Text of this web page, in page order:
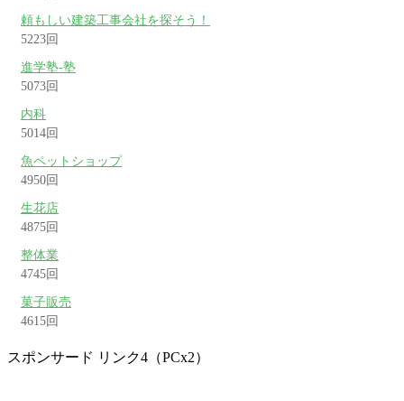
頼もしい建築工事会社を探そう！
5223回
進学塾-塾
5073回
内科
5014回
魚ペットショップ
4950回
生花店
4875回
整体業
4745回
菓子販売
4615回
スポンサード リンク4（PCx2）